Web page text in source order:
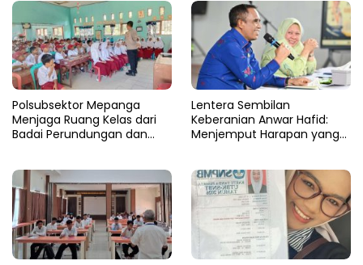
Polsubsektor Mepanga
Menjaga Ruang Kelas dari
Badai Perundungan dan
Lentera Sembilan
Keberanian Anwar Hafid:
Menjemput Harapan yang